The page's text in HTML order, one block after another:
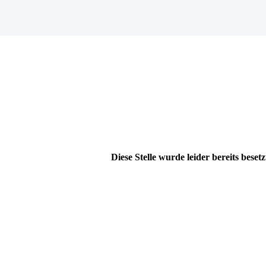
Diese Stelle wurde leider bereits